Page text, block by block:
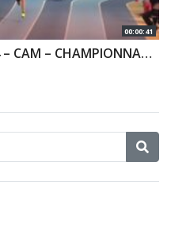
00:00:41
200M – GROUPE B – FINALE 4 – CAM – CHAMPIONNAT 92 & 78 INDOOR 03/12/2017 – EAUBONNE